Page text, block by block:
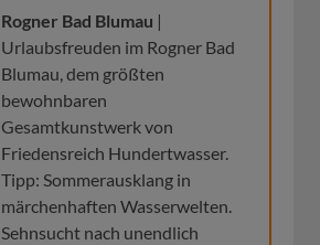
Rogner Bad Blumau |
Urlaubsfreuden im Rogner Bad
Blumau, dem größten
bewohnbaren
Gesamtkunstwerk von
Friedensreich Hundertwasser.
Tipp: Sommerausklang in
märchenhaften Wasserwelten.
Sehnsucht nach unendlich